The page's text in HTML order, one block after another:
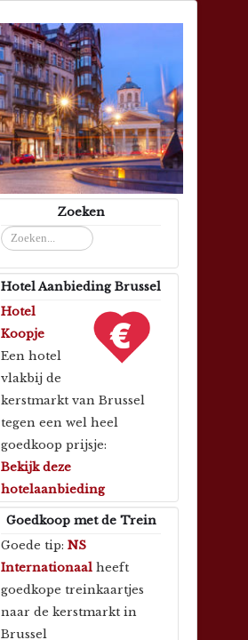
Zoeken
Zoeken...
Hotel Aanbieding Brussel
Hotel
Koopje
Een hotel
vlakbij de
kerstmarkt van Brussel
tegen een wel heel
goedkoop prijsje:
Bekijk deze
hotelaanbieding
Goedkoop met de Trein
Goede tip: NS
Internationaal heeft
goedkope treinkaartjes
naar de kerstmarkt in
Brussel